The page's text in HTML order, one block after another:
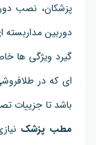
پزشکان، نصب
دوربین مداربسته
گیرد ویژگی ها
ای که در
باشد تا جزییات
مطب پزشک